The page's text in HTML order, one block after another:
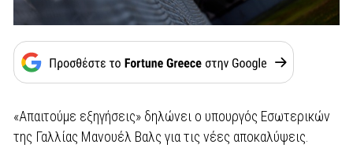
«Απαιτούμε εξηγήσεις» δηλώνει ο υπουργός Εσωτερικών
της Γαλλίας Μανουέλ Βαλς για τις νέες αποκαλύψεις.